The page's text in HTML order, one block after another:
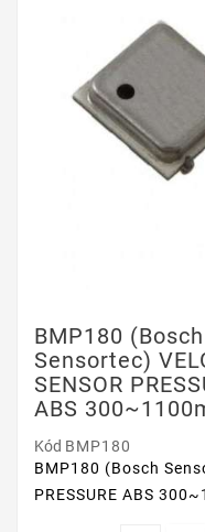
BMP180 (Bosch
Sensortec)
SENSOR
ABS
Kód BMP180
BMP180 (Bosch
PRESSURE ABS